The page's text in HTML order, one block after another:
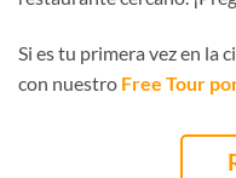
Si es tu primera vez en la
con nuestro Free Tour